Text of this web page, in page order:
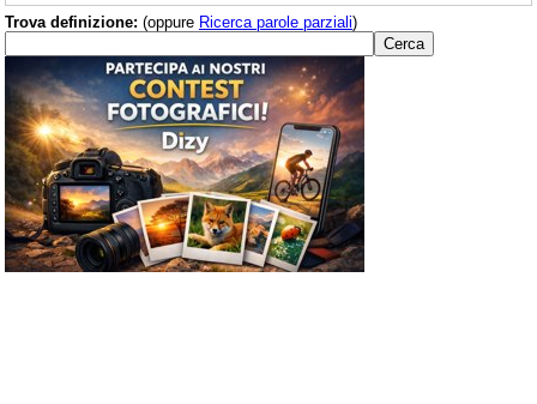
Trova definizione: (oppure Ricerca parole parziali)